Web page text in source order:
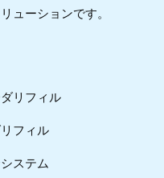
ューションです。
リフィル
フィル
ステム